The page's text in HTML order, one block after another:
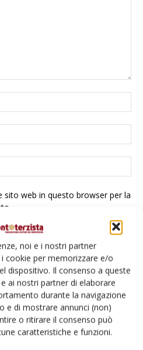
noi e i nostri partner
cookie per memorizzare e/o
dispositivo. Il consenso a queste
ai nostri partner di elaborare
durante la navigazione
e di mostrare annunci (non)
o ritirare il consenso può
caratteristiche e funzioni.
sito web in questo browser per la
dalle aziende